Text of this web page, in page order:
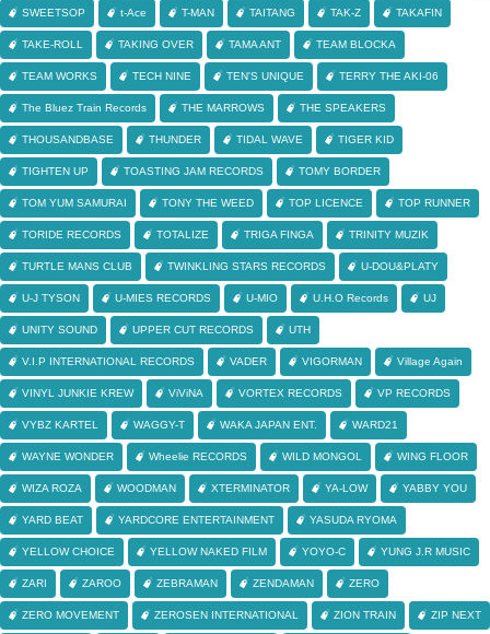
SWEETSOP t-Ace T-MAN TAITANG TAK-Z TAKAFIN
TAKE-ROLL TAKING OVER TAMA ANT TEAM BLOCKA
TEAM WORKS TECH NINE TEN'S UNIQUE TERRY THE AKI-06
The Bluez Train Records THE MARROWS THE SPEAKERS
THOUSANDBASE THUNDER TIDAL WAVE TIGER KID
TIGHTEN UP TOASTING JAM RECORDS TOMY BORDER
TOM YUM SAMURAI TONY THE WEED TOP LICENCE TOP RUNNER
TORIDE RECORDS TOTALIZE TRIGA FINGA TRINITY MUZIK
TURTLE MANS CLUB TWINKLING STARS RECORDS U-DOU&PLATY
U-J TYSON U-MIES RECORDS U-MIO U.H.O Records UJ
UNITY SOUND UPPER CUT RECORDS UTH
V.I.P INTERNATIONAL RECORDS VADER VIGORMAN Village Again
VINYL JUNKIE KREW ViViNA VORTEX RECORDS VP RECORDS
VYBZ KARTEL WAGGY-T WAKA JAPAN ENT. WARD21
WAYNE WONDER Wheelie RECORDS WILD MONGOL WING FLOOR
WIZA ROZA WOODMAN XTERMINATOR YA-LOW YABBY YOU
YARD BEAT YARDCORE ENTERTAINMENT YASUDA RYOMA
YELLOW CHOICE YELLOW NAKED FILM YOYO-C YUNG J.R MUSIC
ZARI ZAROO ZEBRAMAN ZENDAMAN ZERO
ZERO MOVEMENT ZEROSEN INTERNATIONAL ZION TRAIN ZIP NEXT